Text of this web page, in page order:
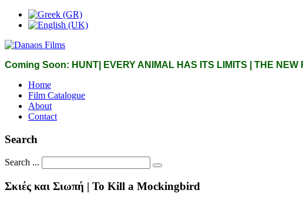
Coming Soon: HUNT| EVERY ANIMAL HAS ITS LIMITS | THE NEW
Home
Film Catalogue
About
Contact
Search
Search ...
Σκιές και Σιωπή | To Kill a Mockingbird